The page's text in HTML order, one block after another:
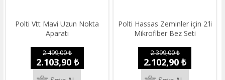
Polti Vtt Mavi Uzun Nokta
Aparatı
2.499,00 ₺
2.103,90 ₺
Polti Hassas Zeminler için 2'li
Mikrofiber Bez Seti
2.399,00 ₺
2.102,90 ₺